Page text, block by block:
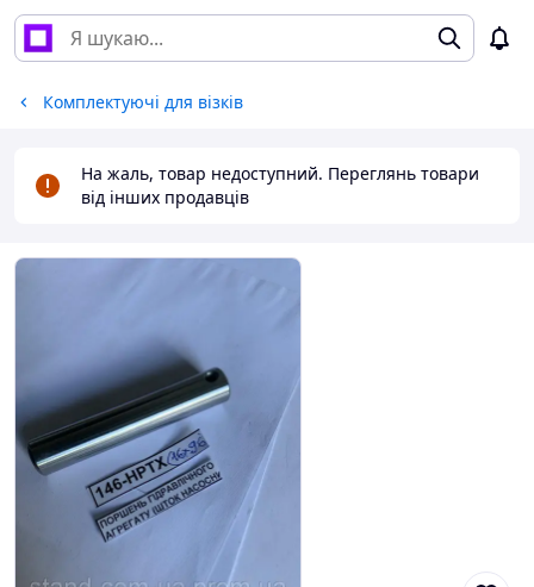
Комплектуючі для візків
На жаль, товар недоступний. Переглянь товари
від інших продавців